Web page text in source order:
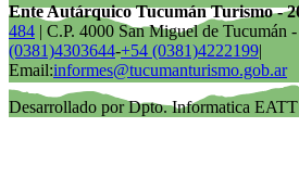
Ente Autárquico Tucumán Turismo -
484 | C.P. 4000 San Miguel de Tucumán
(0381)4303644-+54 (0381)4222199|
Email:informes@tucumanturismo.gob.ar
Desarrollado por Dpto. Informatica